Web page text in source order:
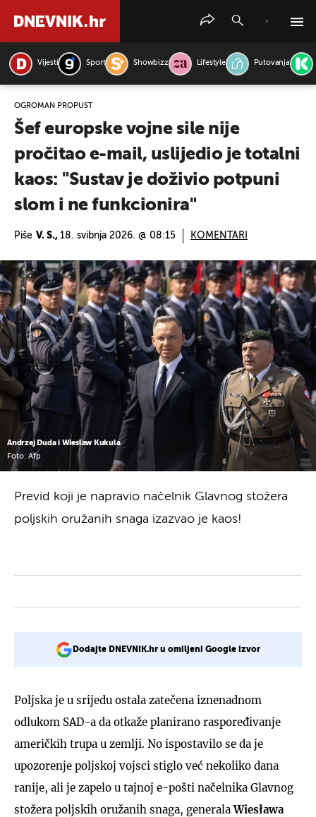
Vijesti Sport Showbizz Lifestyle Putovanja
OGROMAN PROPUST
Šef europske vojne sile nije
pročitao e-mail, uslijedio je totalni
kaos: "Sustav je doživio potpuni
slom i ne funkcionira"
Piše V. S., 18. svibnja 2026. @ 08:15 KOMENTARI
Andrzej Duda i Wieslaw Kukula
Foto: Afp
Previd koji je napravio načelnik Glavnog stožera
poljskih oružanih snaga izazvao je kaos!
Dodajte DNEVNIK.hr u omiljeni Google izvor
Poljska je u srijedu ostala zatečena iznenadnom
odlukom SAD-a da otkaže planirano raspoređivanje
američkih trupa u zemlji. No ispostavilo se da je
upozorenje poljskoj vojsci stiglo već nekoliko dana
ranije, ali je zapelo u tajnoj e-pošti načelnika Glavnog
stožera poljskih oružanih snaga, generalaWiesława
PRETRAŽITE VIJESTI